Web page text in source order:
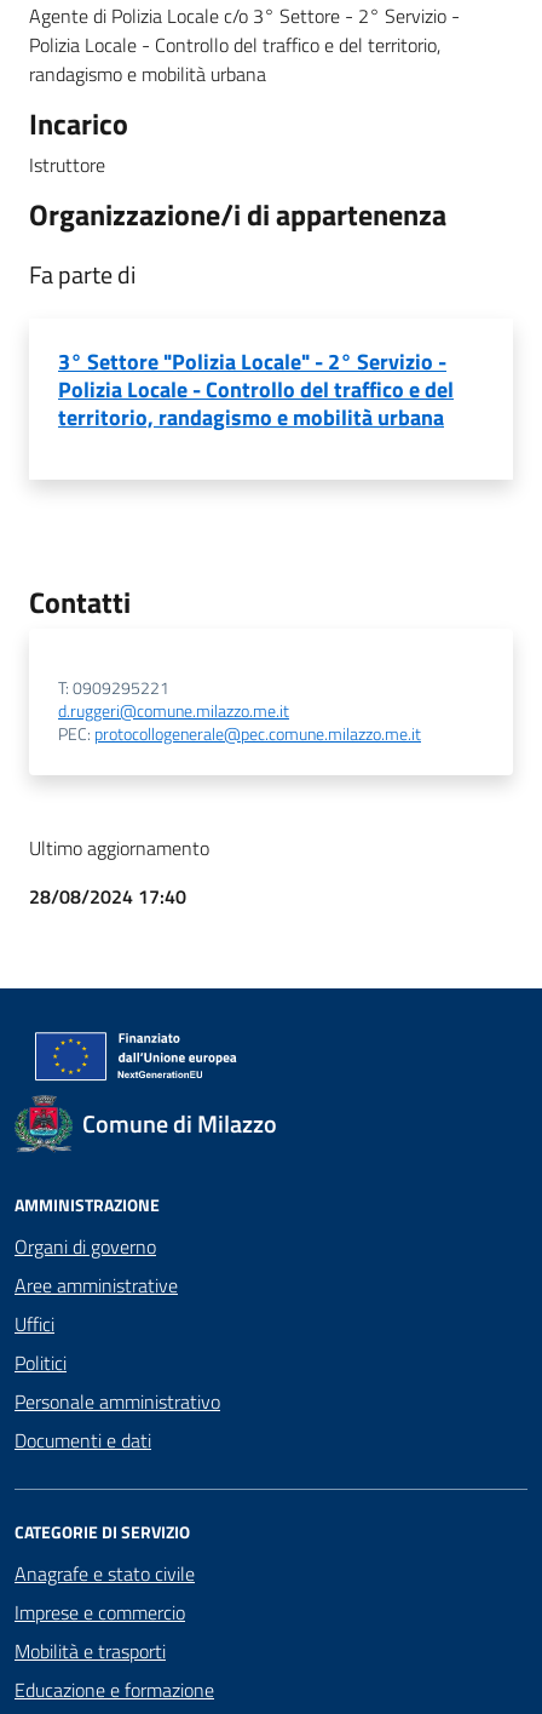
Agente di Polizia Locale c/o 3° Settore - 2° Servizio -
Polizia Locale - Controllo del traffico e del territorio,
randagismo e mobilità urbana
Incarico
Istruttore
Organizzazione/i di appartenenza
Fa parte di
3° Settore "Polizia Locale" - 2° Servizio -
Polizia Locale - Controllo del traffico e del
territorio, randagismo e mobilità urbana
Contatti
T: 0909295221
d.ruggeri@comune.milazzo.me.it
PEC: protocollogenerale@pec.comune.milazzo.me.it
Ultimo aggiornamento
28/08/2024 17:40
Comune di Milazzo
AMMINISTRAZIONE
Organi di governo
Aree amministrative
Uffici
Politici
Personale amministrativo
Documenti e dati
CATEGORIE DI SERVIZIO
Anagrafe e stato civile
Imprese e commercio
Mobilità e trasporti
Educazione e formazione